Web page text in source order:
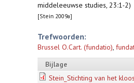
middeleeuwse studies, 23:1-2)
[Stein 2009a]
Trefwoorden:
Brussel O.Cart. (fundatio),
Bijlage
Stein_Stichting van het